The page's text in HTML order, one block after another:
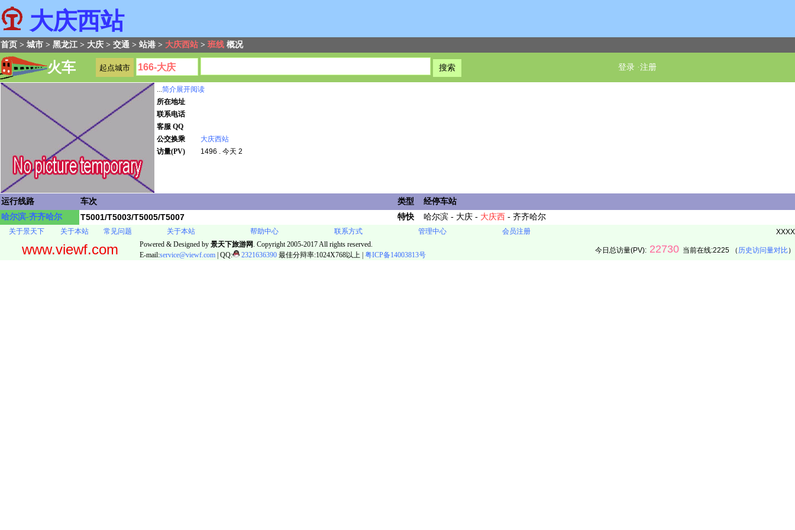
大庆西站
首页 > 城市 > 黑龙江 > 大庆 > 交通 > 站港 > 大庆西站 > 班线 概况
火车 登录·注册
...简介展开阅读
所在地址
联系电话
客服 QQ
公交换乘
大庆西站
访量(PV)
1496 . 今天 2
运行线路 车次 类型
经停车站
哈尔滨-齐齐哈尔
T5001/T5003/T5005/T5007 特快 哈尔滨 - 大庆 - 大庆西 - 齐齐哈尔
关于景天下 关于本站 常见问题 关于本站 帮助中心 联系方式 管理中心 会员注册 XXXX
www.viewf.com Powered & Designed by 景天下旅游网 . Copyright 2005-2017 All rights reserved.
E-mail:service@viewf.com | QQ: 2321636390 最佳分辩率:1024X768以上 | 粤ICP备14003813号
今日总访量(PV): 22730 当前在线:2225 （ 历史访问量对比）